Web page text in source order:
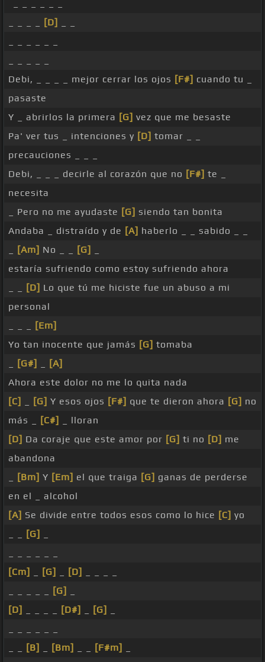
[D]
Debi, _ _ _ _ mejor cerrar los ojos [F#] cuando tu _
pasaste
Y _ abrirlos la primera [G] vez que me besaste
Pa' ver tus _ intenciones y [D] tomar _ _
precauciones _ _ _
Debi, _ _ _ decirle al corazón que no [F#] te _
necesita
_ Pero no me ayudaste [G] siendo tan bonita
Andaba _ distraído y de [A] haberlo _ _ sabido _ _
[Am] No _ _ [G]
estaría sufriendo como estoy sufriendo ahora
[D] Lo que tú me hiciste fue un abuso a mi
personal
[Em]
Yo tan inocente que jamás [G] tomaba
[G#]
[A]
Ahora este dolor no me lo quita nada
[C]
[G] Y esos ojos [F#] que te dieron ahora [G] no
más _
[C#]
_ lloran
[D] Da coraje que este amor por [G] ti no [D] me
abandona
[Bm] Y [Em] el que traiga [G] ganas de perderse
en el _ alcohol
[A] Se divide entre todos esos como lo hice [C] yo
[G]
[Cm]
[G] [D]
[G]
[D]
[D#] [G]
[B] [Bm] [F#m]